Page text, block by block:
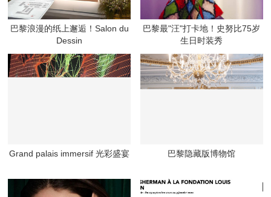
巴黎浪漫的纸上邂逅！Salon du
Dessin
巴黎最"汪"打卡地！史努比75岁
生日时装秀
Grand palais immersif 光彩盛宴 巴黎隐藏版博物馆